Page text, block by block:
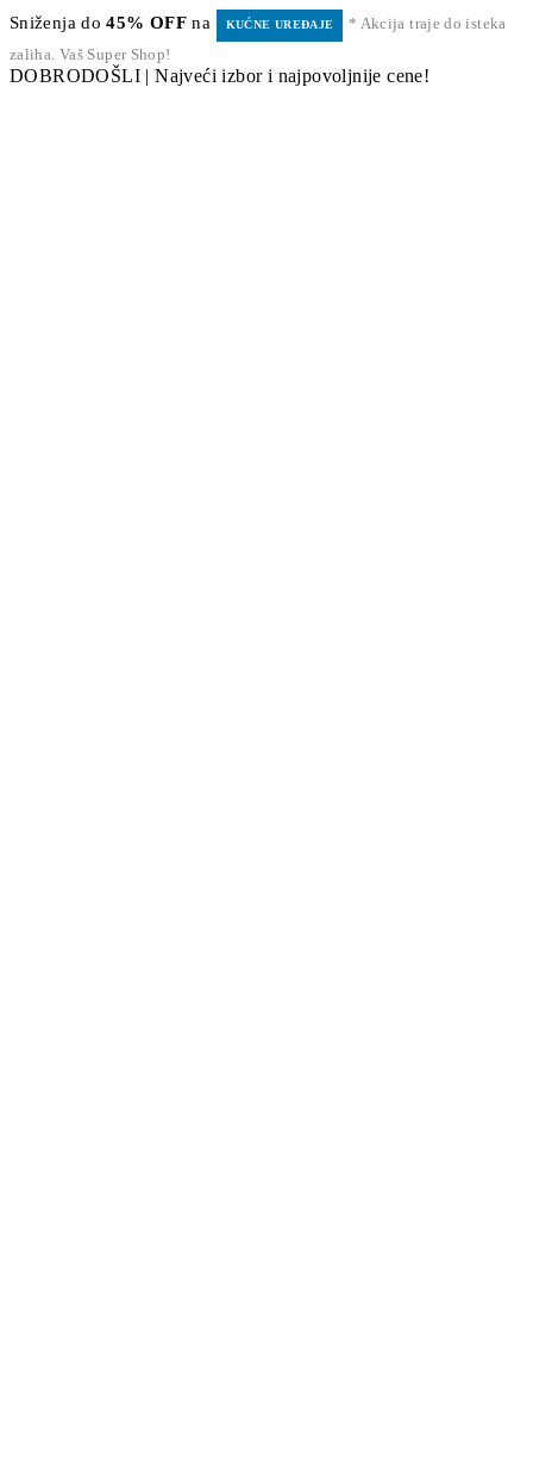
Sniženja do45% OFF na KUĆNE UREĐAJE
* Akcija traje do isteka
zaliha. Vaš Super Shop!
DOBRODOŠLI | Najveći izbor i najpovoljnije cene!